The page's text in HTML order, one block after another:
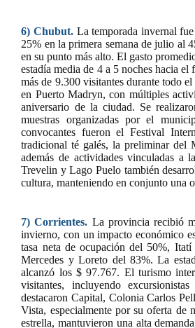
6) Chubut. La temporada invernal
25% en la primera semana de julio al
en su punto más alto. El gasto
estadía media de 4 a 5 noches hacia
más de 9.300 visitantes durante todo
en Puerto Madryn, con múltiples
aniversario de la ciudad. Se
muestras organizadas por el
convocantes fueron el Festival
tradicional té galés, la preliminar
además de actividades vinculadas a
Trevelin y Lago Puelo también
cultura, manteniendo en conjunto una
7)Corrientes. La provincia recibió
invierno, con un impacto económico
tasa neta de ocupación del 50%,
Mercedes y Loreto del83%. La
alcanzó los $ 97.767. El turismo
visitantes, incluyendo
destacaron Capital, Colonia Carlos
Vista, especialmente por su oferta de
estrella, mantuvieron una alta